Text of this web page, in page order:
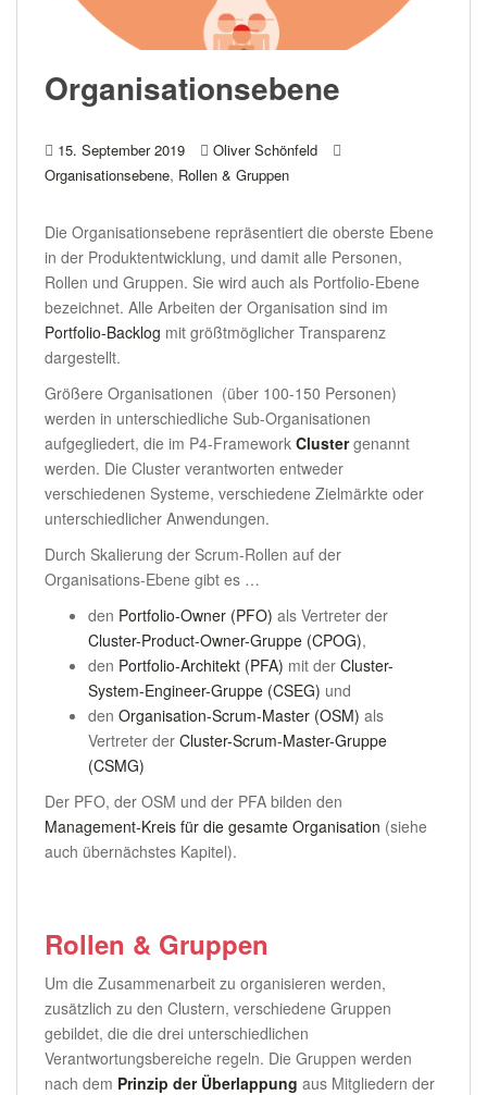
Organisationsebene
15. September 2019
Oliver Schönfeld
Organisationsebene, Rollen & Gruppen
Die Organisationsebene repräsentiert die oberste Ebene
in der Produktentwicklung, und damit alle Personen,
Rollen und Gruppen. Sie wird auch als Portfolio-Ebene
bezeichnet. Alle Arbeiten der Organisation sind im
Portfolio-Backlog mit größtmöglicher Transparenz
dargestellt.
Größere Organisationen (über 100-150 Personen)
werden in unterschiedliche Sub-Organisationen
aufgegliedert, die im P4-Framework Clustergenannt
werden. Die Cluster verantworten entweder
verschiedenen Systeme, verschiedene Zielmärkte oder
unterschiedlicher Anwendungen.
Durch Skalierung der Scrum-Rollen auf der
Organisations-Ebene gibt es …
den Portfolio-Owner (PFO) als Vertreter der
Cluster-Product-Owner-Gruppe (CPOG),
den Portfolio-Architekt (PFA) mit der Cluster-
System-Engineer-Gruppe (CSEG) und
den Organisation-Scrum-Master (OSM) als
Vertreter der Cluster-Scrum-Master-Gruppe
(CSMG)
Der PFO, der OSM und der PFA bilden den
Management-Kreis für die gesamte Organisation (siehe
auch übernächstes Kapitel).
Rollen & Gruppen
Um die Zusammenarbeit zu organisieren werden,
zusätzlich zu den Clustern, verschiedene Gruppen
gebildet, die die drei unterschiedlichen
Verantwortungsbereiche regeln. Die Gruppen werden
nach dem Prinzip der Überlappung aus Mitgliedern der